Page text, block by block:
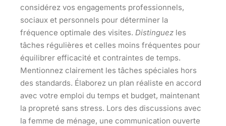
considérez vos engagements professionnels,
sociaux et personnels pour déterminer la
fréquence optimale des visites. Distinguez les
tâches régulières et celles moins fréquentes pour
équilibrer efficacité et contraintes de temps.
Mentionnez clairement les tâches spéciales hors
des standards. Élaborez un plan réaliste en accord
avec votre emploi du temps et budget, maintenant
la propreté sans stress. Lors des discussions avec
la femme de ménage, une communication ouverte